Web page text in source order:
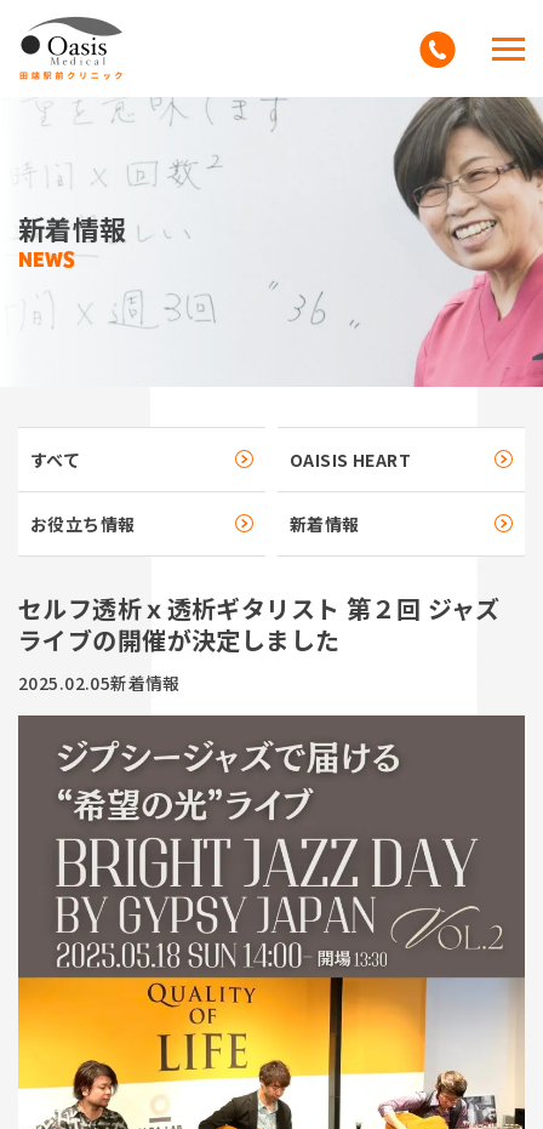
診療案内
教育
採用情報
予約・お問い合わせ
03-3823-9060
受付時間 8:00-20:00
新着情報
すべて OAISIS HEART
お役立ち情報 新着情報
セルフ透析ｘ透析ギタリスト 第２回 ジャズ
ライブの開催が決定しました
2025.02.05新着情報